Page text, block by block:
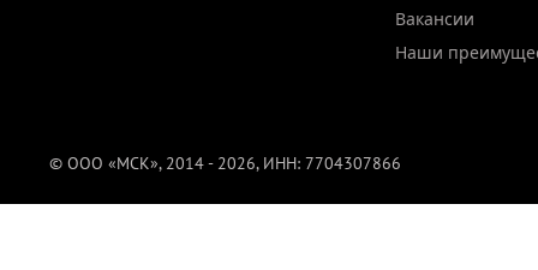
Вакансии
Наши
© ООО «МСК», 2014 - 2026, ИНН: 7704307866